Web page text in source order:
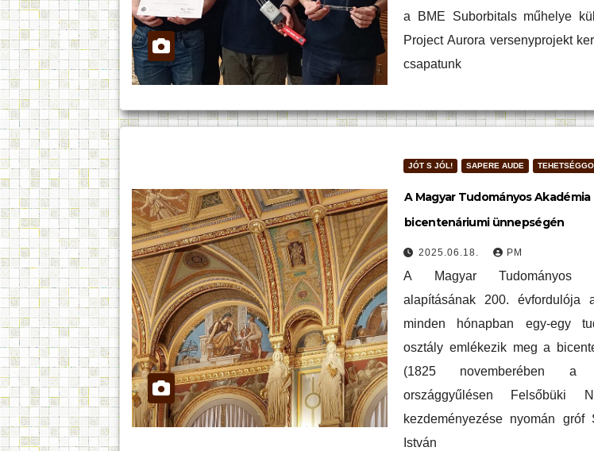
a BME Suborbitals műhelye
Project Aurora versenyprojekt
csapatunk
JÓT S JÓL! SAPERE AUDE
A Magyar Tudományos Akadémia
bicentenáriumi ünnepségén
2025.06.18. PM
A Magyar Tudományos
alapításának 200. évfordulója
minden hónapban egy-egy
osztály emlékezik meg a
(1825 novemberében a
országgyűlésen Felsőbüki
kezdeményezése nyomán gróf
István